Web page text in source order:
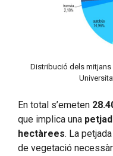
Distribució dels mitjans
En total s’emeten
que implica una
hectàrees. La
de vegetació